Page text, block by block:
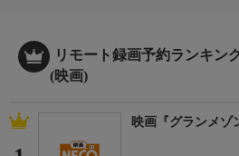
リモート録画予約ランキン
(映画)
映画『グランメゾ